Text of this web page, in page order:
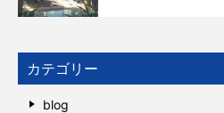
カテゴリー
blog